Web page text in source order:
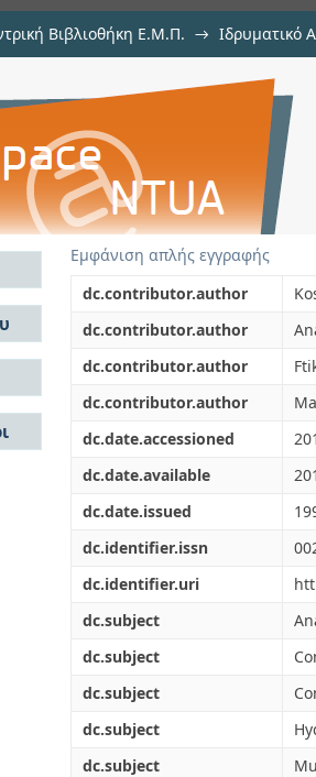
Βιβλιοθήκη Ε.Μ.Π. → Ιδρυματικό
of a multiple linear
strength of Portland
Εμφάνιση απλής εγγραφής
dc.contributor.author
dc.contributor.author
dc.contributor.author
dc.contributor.author
dc.date.accessioned
dc.date.available
dc.date.issued
dc.identifier.issn
dc.identifier.uri
dc.subject
dc.subject
dc.subject
dc.subject
dc.subject